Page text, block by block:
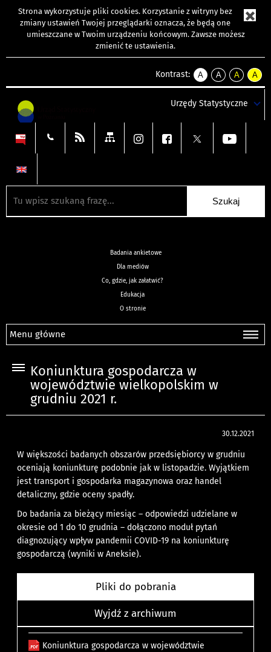
Strona wykorzystuje pliki cookies. Korzystanie z witryny bez
zmiany ustawień Twojej przeglądarki oznacza, że będą one
umieszczane w Twoim urządzeniu końcowym. Zawsze możesz
zmienić te ustawienia.
Kontrast:
A
kontrast
A
kontrast
tekst
czarnym
A
kontrast
tekst
czarnym
A
tekst
żółtym
Urzędy Statystyczne
Badania ankietowe
Dla mediów
Co, gdzie, jak załatwić?
Edukacja
O stronie
Menu główne
Koniunktura gospodarcza w
województwie wielkopolskim w
grudniu 2021 r.
30.12.2021
W większości badanych obszarów przedsiębiorcy w grudniu
oceniają koniunkturę podobnie jak w listopadzie. Wyjątkiem
jest transport i gospodarka magazynowa oraz handel
detaliczny, gdzie oceny spadły.
Do badania za bieżący miesiąc – odpowiedzi udzielane w
okresie od 1 do 10 grudnia – dołączono moduł pytań
diagnozujący wpływ pandemii COVID-19 na koniunkturę
gospodarczą (wyniki w Aneksie).
Pliki do pobrania
Wyjdź z archiwum
Koniunktura gospodarcza w województwie